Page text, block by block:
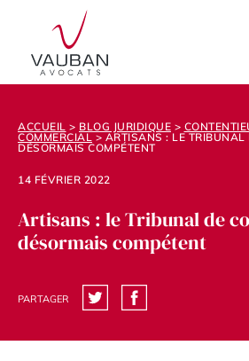
ACCUEIL > BLOG JURIDIQUE >
COMMERCIAL > ARTISANS : LE TRIBUNAL
DÉSORMAIS COMPÉTENT
14 FÉVRIER 2022
Artisans : le Tribunal de
désormais compétent
PARTAGER